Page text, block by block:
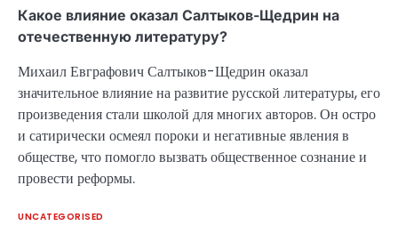
Какое влияние оказал Салтыков-Щедрин на
отечественную литературу?
Михаил Евграфович Салтыков-Щедрин оказал
значительное влияние на развитие русской литературы, его
произведения стали школой для многих авторов. Он остро
и сатирически осмеял пороки и негативные явления в
обществе, что помогло вызвать общественное сознание и
провести реформы.
UNCATEGORISED